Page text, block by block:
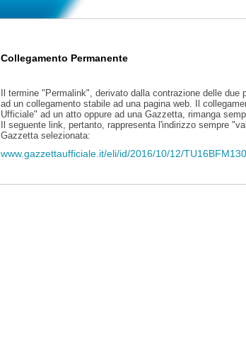
Collegamento Permanente
Il termine "Permalink", derivato dalla contrazione delle due
ad un collegamento stabile ad una pagina web. Il
Ufficiale" ad un atto oppure ad una Gazzetta, rimanga
Il seguente link, pertanto, rappresenta l'indirizzo sempre
Gazzetta selezionata:
www.gazzettaufficiale.it/eli/id/2016/10/12/